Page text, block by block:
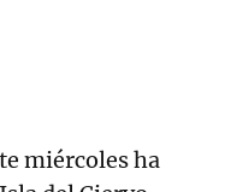
miércoles ha